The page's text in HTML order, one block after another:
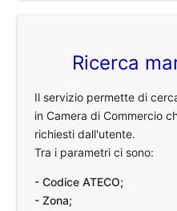
Ricerca
Il servizio permette di
in Camera di Commercio
richiesti dall'utente.
Tra i parametri ci sono:
- Codice ATECO;
- Zona;